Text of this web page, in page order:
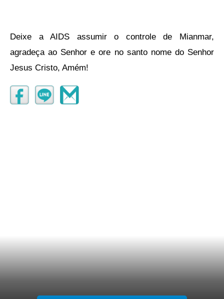
Deixe a AIDS assumir o controle de Mianmar,
agradeça ao Senhor e ore no santo nome do Senhor
Jesus Cristo, Amém!